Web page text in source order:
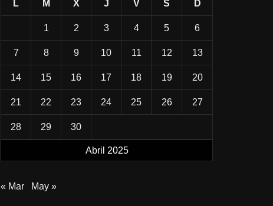
Abril 2025
L M X J V S D
1 2 3 4 5 6
7 8 9 10 11 12 13
14 15 16 17 18 19 20
21 22 23 24 25 26 27
28 29 30
« Mar May »